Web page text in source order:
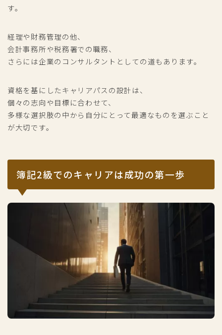
す。
経理や財務管理の他、
会計事務所や税務署での職務、
さらには企業のコンサルタントとしての道もあります。
資格を基にしたキャリアパスの設計は、
個々の志向や目標に合わせて、
多様な選択肢の中から自分にとって最適なものを選ぶこと
が大切です。
簿記2級でのキャリアは成功の第一歩